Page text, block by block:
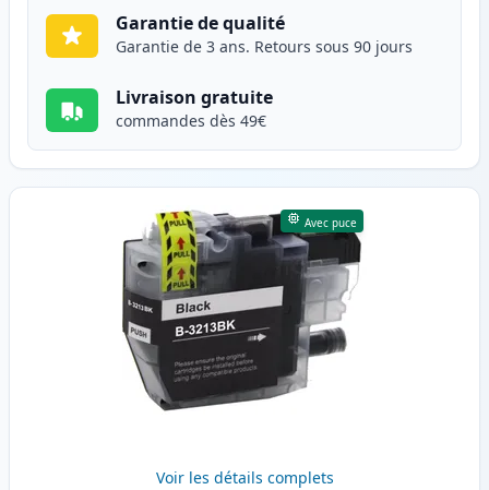
Garantie de qualité
Garantie de 3 ans. Retours sous 90 jours
Livraison gratuite
commandes dès 49€
Avec puce
Voir les détails complets